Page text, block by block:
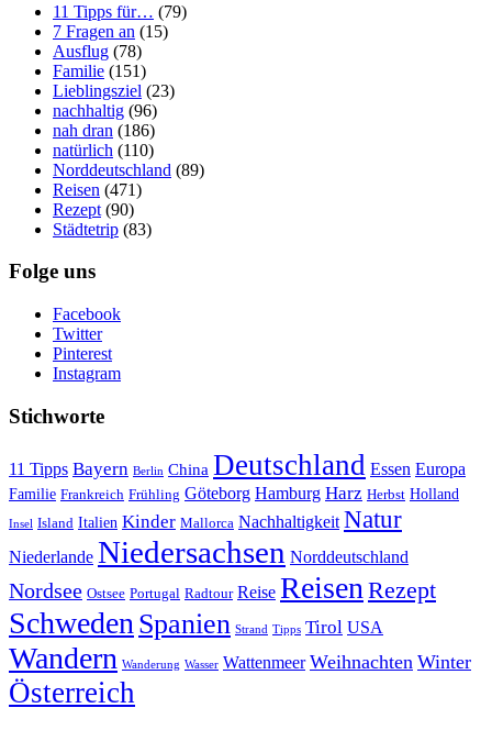
11 Tipps für… (79)
7 Fragen an (15)
Ausflug (78)
Familie (151)
Lieblingsziel (23)
nachhaltig (96)
nah dran (186)
natürlich (110)
Norddeutschland (89)
Reisen (471)
Rezept (90)
Städtetrip (83)
Folge uns
Facebook
Twitter
Pinterest
Instagram
Stichworte
11 Tipps Bayern Berlin China Deutschland Essen Europa
Familie Frankreich Frühling Göteborg Hamburg Harz Herbst Holland
Insel Island Italien Kinder Mallorca Nachhaltigkeit Natur
Niederlande Niedersachsen Norddeutschland
Nordsee Ostsee Portugal Radtour Reise ReisenRezept
SchwedenSpanien Strand Tipps Tirol USA
Wandern Wanderung Wasser Wattenmeer Weihnachten Winter
Österreich